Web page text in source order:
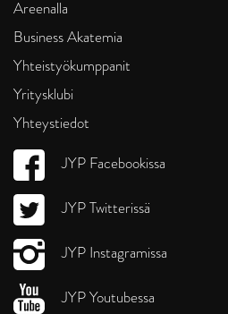
Areenalla
Business Akatemia
Yhteistyökumppanit
Yritysklubi
Yhteystiedot
JYP Facebookissa
JYP Twitterissä
JYP Instagramissa
JYP Youtubessa